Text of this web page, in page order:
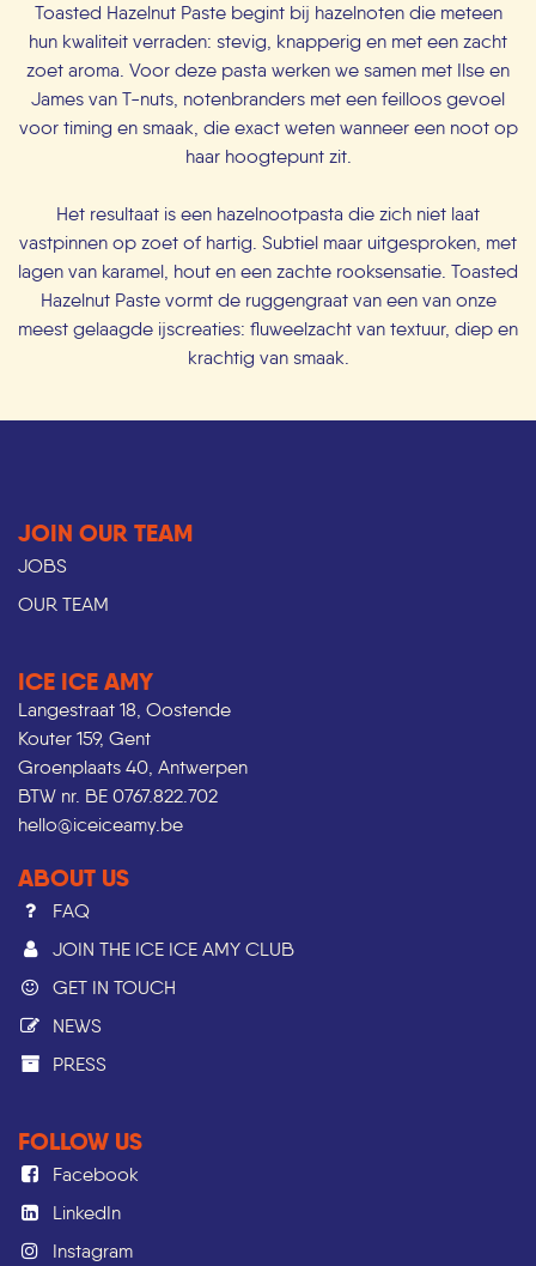
Toasted Hazelnut Paste begint bij hazelnoten die meteen
hun kwaliteit verraden: stevig, knapperig en met een zacht
zoet aroma. Voor deze pasta werken we samen met Ilse en
James van T-nuts, notenbranders met een feilloos gevoel
voor timing en smaak, die exact weten wanneer een noot op
haar hoogtepunt zit.
Het resultaat is een hazelnootpasta die zich niet laat
vastpinnen op zoet of hartig. Subtiel maar uitgesproken, met
lagen van karamel, hout en een zachte rooksensatie. Toasted
Hazelnut Paste vormt de ruggengraat van een van onze
meest gelaagde ijscreaties: fluweelzacht van textuur, diep en
krachtig van smaak.
JOIN OUR TEAM
JOBS
OUR TEAM
ICE ICE AMY
Langestraat 18, Oostende
Kouter 159, Gent
Groenplaats 40, Antwerpen
BTW nr. BE 0767.822.702
hello@iceiceamy.be
ABOUT US
FAQ
JOIN THE ICE ICE AMY CLUB
GET IN TOUCH
NEWS
PRESS​
FOLLOW US
Facebook
LinkedIn
Instagram